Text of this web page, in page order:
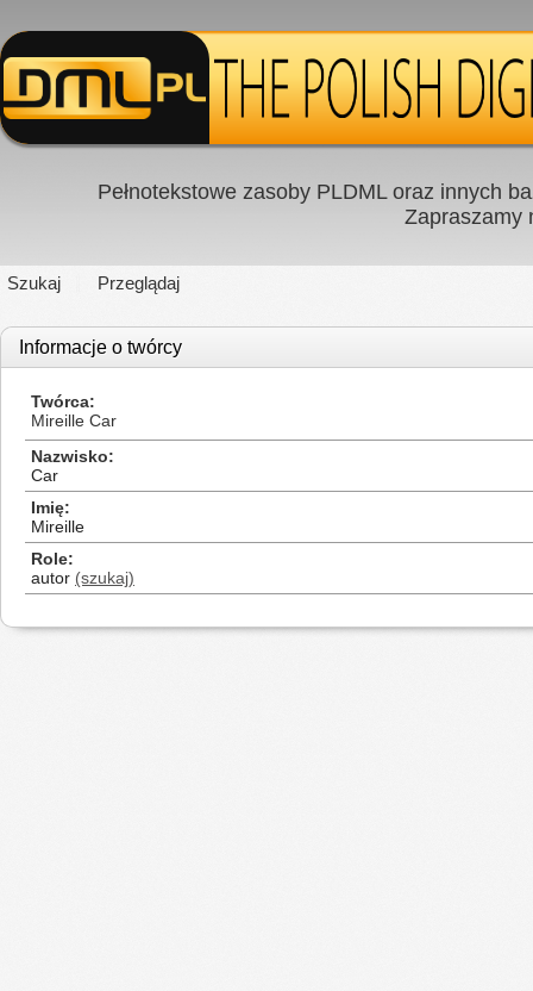
Pełnotekstowe zasoby PLDML oraz innych
Zapraszamy
Szukaj Przeglądaj
Informacje o twórcy
Twórca
Mireille Car
Nazwisko
Car
Imię
Mireille
Role
autor (szukaj)